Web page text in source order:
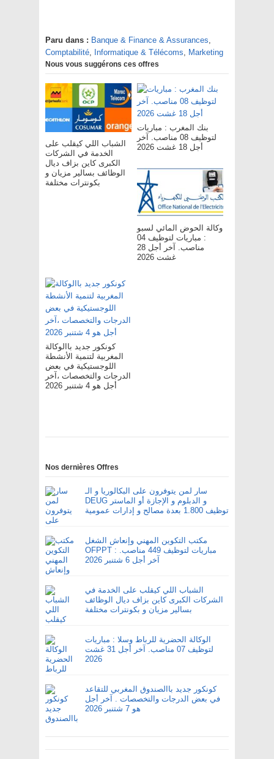
Paru dans : Banque & Finance & Assurances,
Comptabilité, Informatique & Télécoms, Marketing
Nous vous suggérons ces offres
الشباب اللي كيقلب على
الخدمة في الشركات
الكبرى كاين بزاف ديال
الوظائف بسالير مزيان و
بكونترات مختلفة
بنك المغرب : مباريات
لتوظيف 08 مناصب. آخر
أجل 18 غشت 2026
وكالة الحوض المائي لسبو
: مباريات لتوظيف 04
مناصب. آخر أجل 28
غشت 2026
كونكور جديد باالوكالة
المغربية لتنمية الأنشطة
اللوجستيكية في بعض
الدرجات والتخصصات ،آخر
أجل هو 4 شتنبر 2026
Nos dernières Offres
سار لمن يتوفرون على البكالوريا و الـ
DEUG و الدبلوم و الإجازة أو الماستر
توظيف 1.800 بعدة مصالح و إدارات عمومية
مكتب التكوين المهني وإنعاش الشغل
OFPPT : مباريات لتوظيف 449 مناصب.
آخر أجل 6 شتنبر 2026
الشباب اللي كيقلب على الخدمة في
الشركات الكبرى كاين بزاف ديال الوظائف
بسالير مزيان و بكونترات مختلفة
الوكالة الحضرية للرباط وسلا : مباريات
لتوظيف 07 مناصب. آخر أجل 31 غشت
2026
كونكور جديد باالصندوق المغربي للتقاعد
في بعض الدرجات والتخصصات . آخر أجل
هو 7 شتنبر 2026